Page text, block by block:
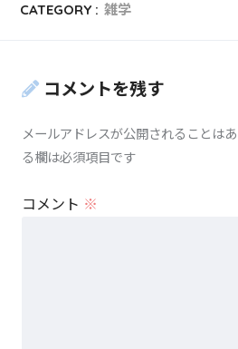
CATEGORY : 雑学
コメントを残す
メールアドレスが公開されることはあ
る欄は必須項目です
コメント ※